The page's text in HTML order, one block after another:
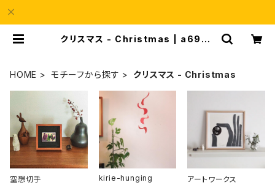
クリスマス - Christmas | a69Sh
HOME モチーフから探す クリスマス - Christmas
空想切手 kirie-hunging アートワークス